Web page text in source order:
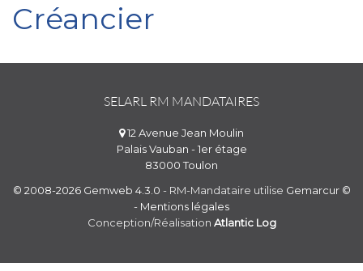
Créancier
SELARL RM MANDATAIRES
12 Avenue Jean Moulin
Palais Vauban - 1er étage
83000 Toulon
© 2008-2026 Gemweb 4.3.0 - RM-Mandataire utilise Gemarcur ©
- Mentions légales
Conception/Réalisation Atlantic Log